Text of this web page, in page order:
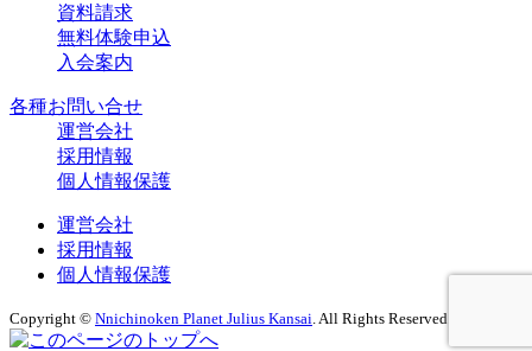
資料請求
無料体験申込
入会案内
各種お問い合せ
運営会社
採用情報
個人情報保護
運営会社
採用情報
個人情報保護
Copyright © Nnichinoken Planet Julius Kansai . All Rights Reserved.